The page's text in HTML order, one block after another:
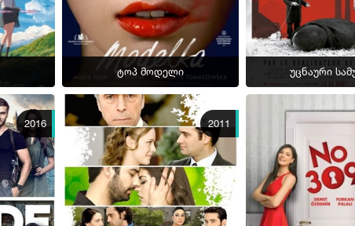
ტოპ მოდელი უცნაური
2016 2011